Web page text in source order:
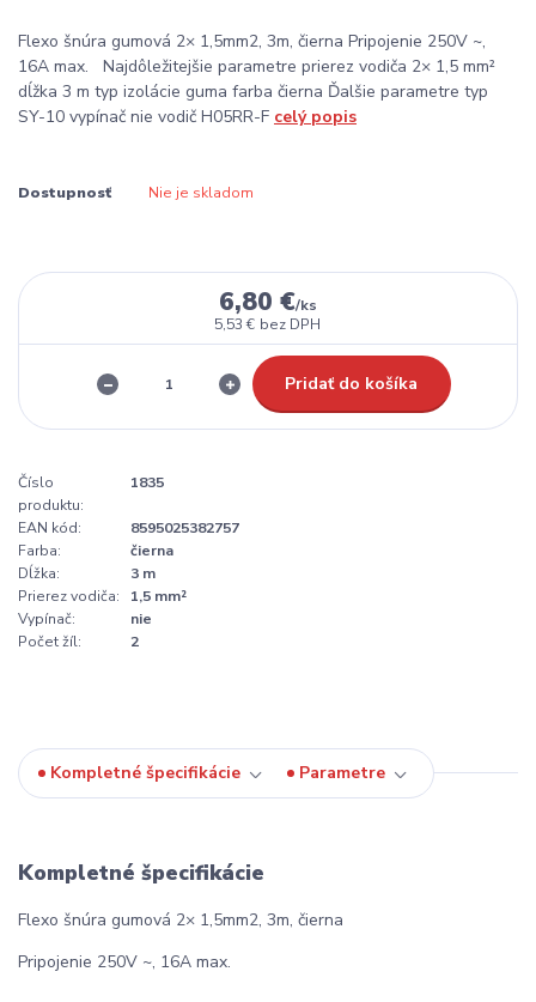
Flexo šnúra gumová 2× 1,5mm2, 3m, čierna Pripojenie 250V ~,
16A max. Najdôležitejšie parametre prierez vodiča 2× 1,5 mm²
dĺžka 3 m typ izolácie guma farba čierna Ďalšie parametre typ
SY-10 vypínač nie vodič H05RR-F celý popis
Dostupnosť Nie je skladom
6,80 €/ks
5,53 € bez DPH
Pridať do košíka
Číslo
produktu:
1835
EAN kód:
8595025382757
Farba:
čierna
Dĺžka:
3 m
Prierez vodiča:
1,5 mm²
Vypínač:
nie
Počet žíl:
2
Kompletné špecifikácie Parametre
Kompletné špecifikácie
Flexo šnúra gumová 2× 1,5mm2, 3m, čierna
Pripojenie 250V ~, 16A max.